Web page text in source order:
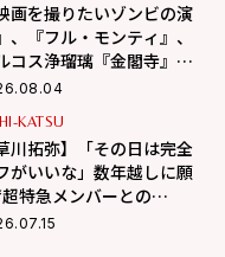
画を撮りたいゾンビの演
、『フル・モンティ』、
コス浄瑠璃『金閣寺』
達なつめさんの一押しス
KATSU
川拓弥】「その日は完全
がいいな」数年越しに願
超特急メンバーとの
！最近熱中している趣味